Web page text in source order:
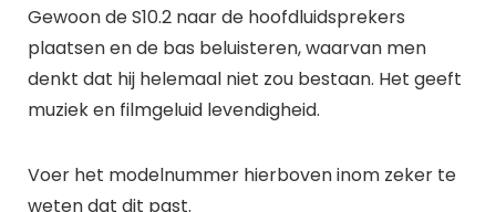
Gewoon de S10.2 naar de hoofdluidsprekers
plaatsen en de bas beluisteren, waarvan men
denkt dat hij helemaal niet zou bestaan. Het geeft
muziek en filmgeluid levendigheid.
Voer het modelnummer hierboven inom zeker te
weten dat dit past.